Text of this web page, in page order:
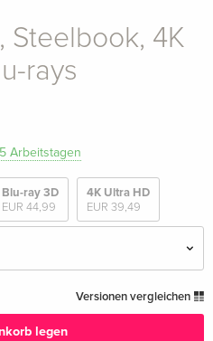
Steelbook, 4K
rays
Arbeitstagen
Blu-ray 3D
EUR 44,99
4K Ultra HD
EUR 39,49
EUR 28,49
Versionen vergleichen
legen